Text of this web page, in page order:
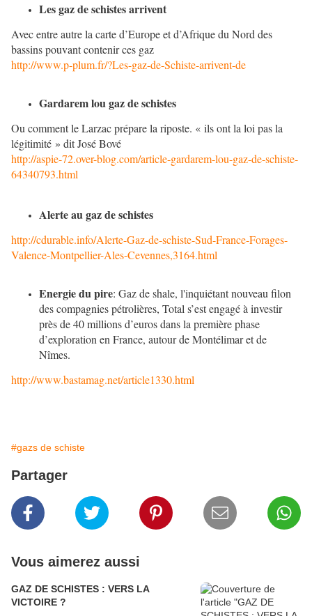
Les gaz de schistes arrivent
Avec entre autre la carte d’Europe et d’Afrique du Nord des
bassins pouvant contenir ces gaz
http://www.p-plum.fr/?Les-gaz-de-Schiste-arrivent-de
Gardarem lou gaz de schistes
Ou comment le Larzac prépare la riposte. « ils ont la loi pas la
légitimité » dit José Bové
http://aspie-72.over-blog.com/article-gardarem-lou-gaz-de-schiste-
64340793.html
Alerte au gaz de schistes
http://cdurable.info/Alerte-Gaz-de-schiste-Sud-France-Forages-
Valence-Montpellier-Ales-Cevennes,3164.html
Energie du pire: Gaz de shale, l'inquiétant nouveau filon
des compagnies pétrolières, Total s’est engagé à investir
près de 40 millions d’euros dans la première phase
d’exploration en France, autour de Montélimar et de
Nîmes.
http://www.bastamag.net/article1330.html
#gazs de schiste
Partager
Vous aimerez aussi
GAZ DE SCHISTES : VERS LA
VICTOIRE ?